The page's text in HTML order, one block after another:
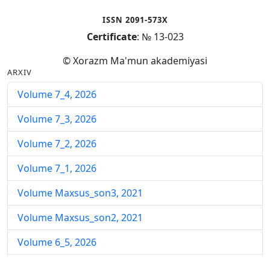
ISSN 2091-573X
Certificate: № 13-023
© Xorazm Ma'mun akademiyasi
ARXIV
Volume 7_4, 2026
Volume 7_3, 2026
Volume 7_2, 2026
Volume 7_1, 2026
Volume Maxsus_son3, 2021
Volume Maxsus_son2, 2021
Volume 6_5, 2026